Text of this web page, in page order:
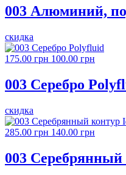
003 Алюминий,
скидка
175.00 грн 100.00 грн
003 Серебро
скидка
285.00 грн 140.00 грн
003 Серебрянный